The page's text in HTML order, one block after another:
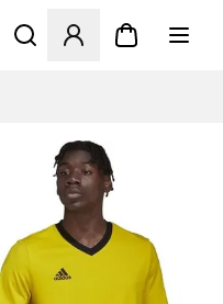
Apre una finestra modale